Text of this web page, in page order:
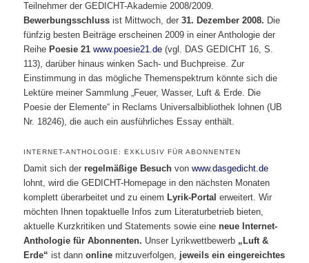
Teilnehmer der GEDICHT-Akademie 2008/2009.
Bewerbungsschluss ist Mittwoch, der31. Dezember 2008. Die
fünfzig besten Beiträge erscheinen 2009 in einer Anthologie der
Reihe Poesie 21www.poesie21.de (vgl. DAS GEDICHT 16, S.
113), darüber hinaus winken Sach- und Buchpreise. Zur
Einstimmung in das mögliche Themenspektrum könnte sich die
Lektüre meiner Sammlung „Feuer, Wasser, Luft & Erde. Die
Poesie der Elemente“ in Reclams Universalbibliothek lohnen (UB
Nr. 18246), die auch ein ausführliches Essay enthält.
INTERNET-ANTHOLOGIE: EXKLUSIV FÜR ABONNENTEN
Damit sich derregelmäßige Besuch vonwww.dasgedicht.de
lohnt, wird die GEDICHT-Homepage in den nächsten Monaten
komplett überarbeitet und zu einem Lyrik-Portal erweitert. Wir
möchten Ihnen topaktuelle Infos zum Literaturbetrieb bieten,
aktuelle Kurzkritiken und Statements sowie eineneue Internet-
Anthologie für Abonnenten. Unser Lyrikwettbewerb „Luft &
Erde“ ist dannonline mitzuverfolgen, jeweils ein eingereichtes